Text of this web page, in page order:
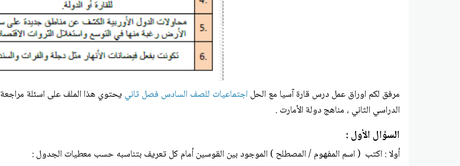
مرفق لكم اوراق عمل درس قارة آسيا مع الحل اجتماعيات للصف السادس فصل ثاني يحتوي هذا الملف على اسئلة مراجعة
الدراسي الثاني ، مناهج دولة الأمارت .
السؤال الأول :
أولا : اكتب ( اسم المفهوم / المصطلح ) الموجود بين القوسين أمام كل تعريف بتناسبه حسب معطيات الجدول :